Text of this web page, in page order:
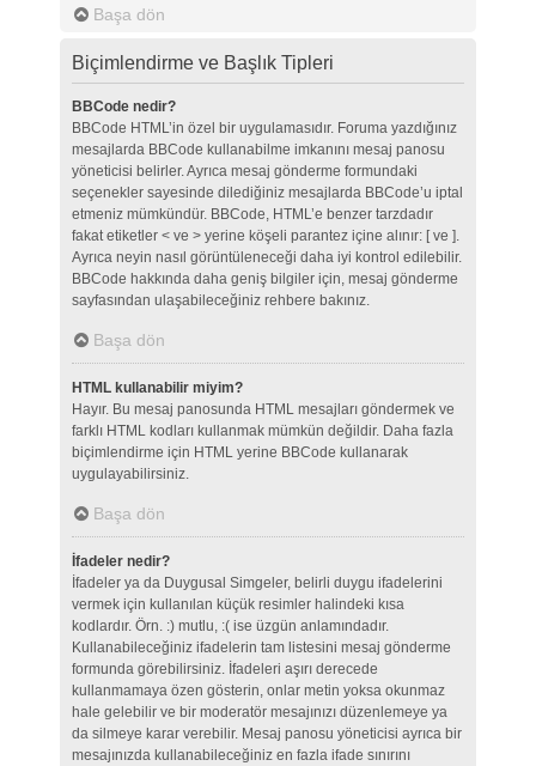
Başa dön
Biçimlendirme ve Başlık Tipleri
BBCode nedir?
BBCode HTML’in özel bir uygulamasıdır. Foruma yazdığınız
mesajlarda BBCode kullanabilme imkanını mesaj panosu
yöneticisi belirler. Ayrıca mesaj gönderme formundaki
seçenekler sayesinde dilediğiniz mesajlarda BBCode’u iptal
etmeniz mümkündür. BBCode, HTML’e benzer tarzdadır
fakat etiketler < ve > yerine köşeli parantez içine alınır: [ ve ].
Ayrıca neyin nasıl görüntüleneceği daha iyi kontrol edilebilir.
BBCode hakkında daha geniş bilgiler için, mesaj gönderme
sayfasından ulaşabileceğiniz rehbere bakınız.
Başa dön
HTML kullanabilir miyim?
Hayır. Bu mesaj panosunda HTML mesajları göndermek ve
farklı HTML kodları kullanmak mümkün değildir. Daha fazla
biçimlendirme için HTML yerine BBCode kullanarak
uygulayabilirsiniz.
Başa dön
İfadeler nedir?
İfadeler ya da Duygusal Simgeler, belirli duygu ifadelerini
vermek için kullanılan küçük resimler halindeki kısa
kodlardır. Örn. :) mutlu, :( ise üzgün anlamındadır.
Kullanabileceğiniz ifadelerin tam listesini mesaj gönderme
formunda görebilirsiniz. İfadeleri aşırı derecede
kullanmamaya özen gösterin, onlar metin yoksa okunmaz
hale gelebilir ve bir moderatör mesajınızı düzenlemeye ya
da silmeye karar verebilir. Mesaj panosu yöneticisi ayrıca bir
mesajınızda kullanabileceğiniz en fazla ifade sınırını